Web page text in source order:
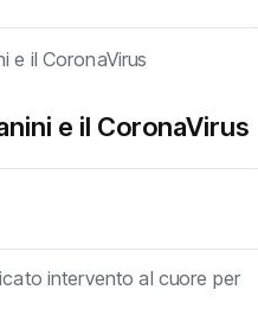
e il CoronaVirus